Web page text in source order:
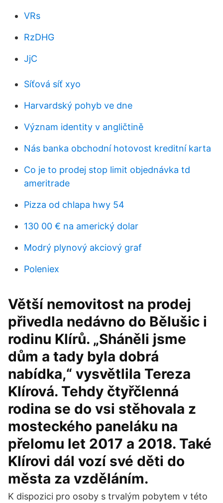
VRs
RzDHG
JjC
Síťová síť xyo
Harvardský pohyb ve dne
Význam identity v angličtině
Nás banka obchodní hotovost kreditní karta
Co je to prodej stop limit objednávka td
ameritrade
Pizza od chlapa hwy 54
130 00 € na americký dolar
Modrý plynový akciový graf
Poleniex
Větší nemovitost na prodej
přivedla nedávno do Bělušic i
rodinu Klírů. „Sháněli jsme
dům a tady byla dobrá
nabídka,“ vysvětlila Tereza
Klírová. Tehdy čtyřčlenná
rodina se do vsi stěhovala z
mosteckého paneláku na
přelomu let 2017 a 2018. Také
Klírovi dál vozí své děti do
města za vzděláním.
K dispozici pro osoby s trvalým pobytem v této